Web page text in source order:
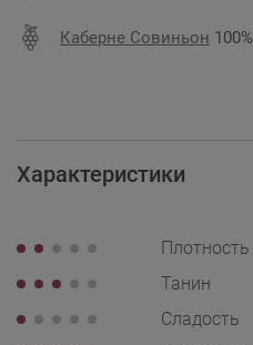
Каберне Совиньон 100%
Характеристики
Плотность
Танин
Сладость